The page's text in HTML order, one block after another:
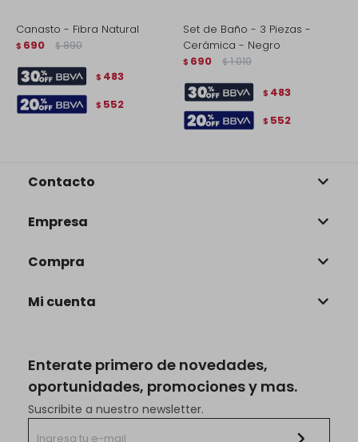
Canasto - Fibra Natural
$ 690 $ 890
$ 483
$ 552
Set de Baño - 3 Piezas -
Cerámica - Negro
$ 690 $ 1.010
$ 483
$ 552
Enterate primero de novedades,
oportunidades, promociones y mas.
Suscribite a nuestro newsletter.
Contacto
Empresa
Compra
Mi cuenta